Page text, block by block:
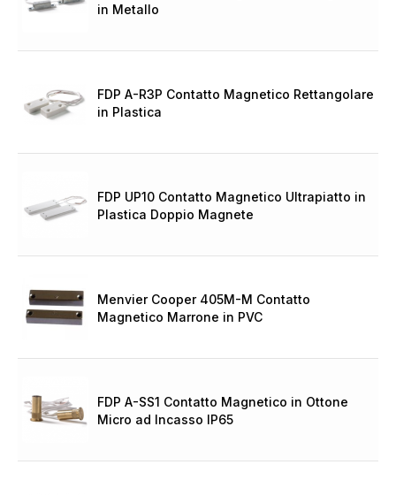
in Metallo
FDP A-R3P Contatto Magnetico Rettangolare
in Plastica
FDP UP10 Contatto Magnetico Ultrapiatto in
Plastica Doppio Magnete
Menvier Cooper 405M-M Contatto
Magnetico Marrone in PVC
FDP A-SS1 Contatto Magnetico in Ottone
Micro ad Incasso IP65